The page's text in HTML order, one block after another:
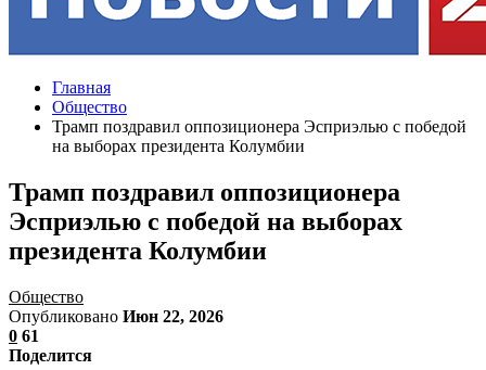
Главная
Общество
Трамп поздравил оппозиционера Эсприэлью с победой
на выборах президента Колумбии
Трамп поздравил оппозиционера
Эсприэлью с победой на выборах
президента Колумбии
Общество
Опубликовано Июн 22, 2026
0 61
Поделится